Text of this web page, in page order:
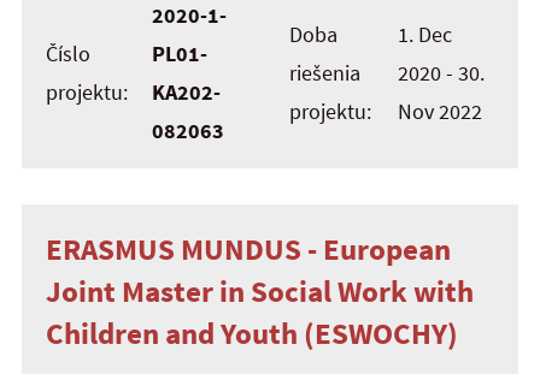
Číslo
projektu:
2020-1-
PL01-
KA202-
082063
Doba
riešenia
projektu:
1. Dec
2020 - 30.
Nov 2022
ERASMUS MUNDUS - European
Joint Master in Social Work with
Children and Youth (ESWOCHY)